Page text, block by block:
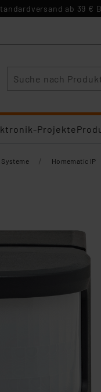
ab 39 €
Projekte
Systeme / Homematic IP